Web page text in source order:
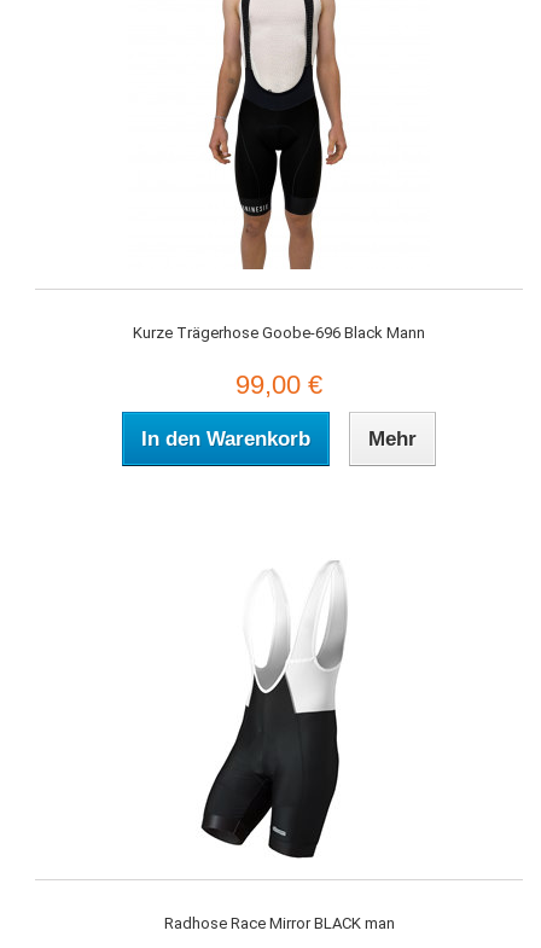
Kurze Trägerhose Goobe-696 Black Mann
99,00 €
In den Warenkorb Mehr
Radhose Race Mirror BLACK man